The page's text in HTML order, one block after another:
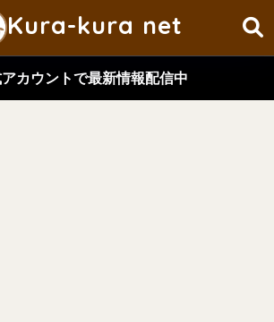
Kura-kura net
カウントで最新情報配信中